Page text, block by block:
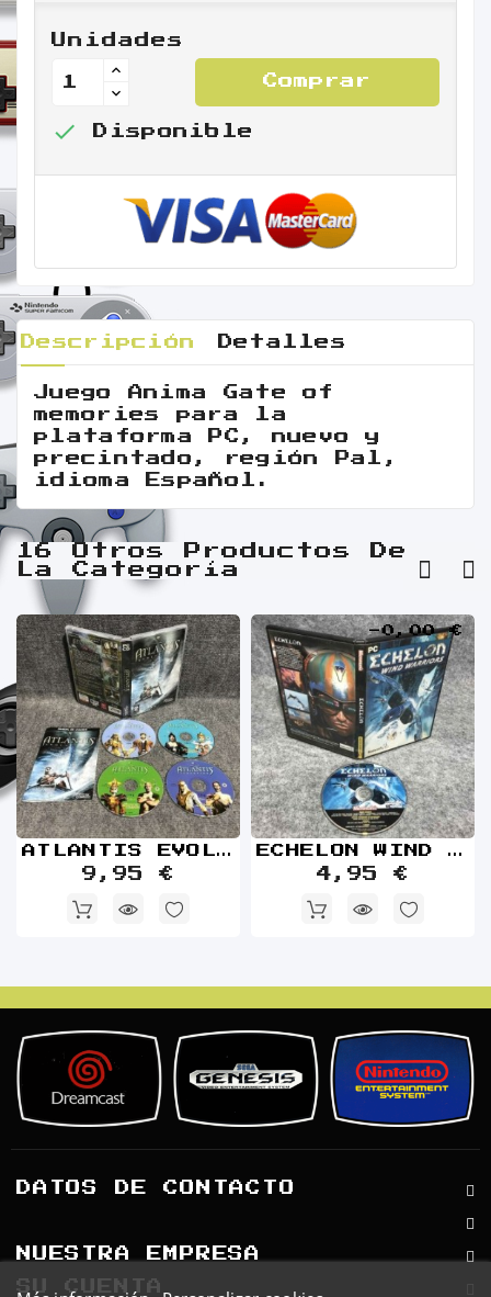
Unidades
Comprar
 Disponible
Descripción Detalles
Juego Anima Gate of
memories para la
plataforma PC, nuevo y
precintado, región Pal,
idioma Español.
16 Otros Productos De
La Categoría
ATLANTIS EVOLUTION PC
9,95 €
-0,00 €
ECHELON WIND WARRIORS PC
4,95 €
DATOS DE CONTACTO
NUESTRA EMPRESA
SU CUENTA